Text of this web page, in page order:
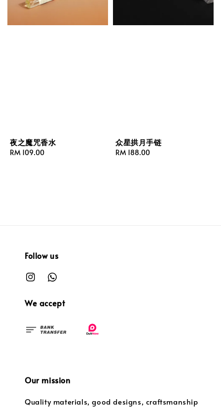
夜之魔咒香水
Regular
RM 109.00
众星拱月手链
Regular
RM 188.00
Follow us
We accept
Our mission
Quality materials, good designs, craftsmanship